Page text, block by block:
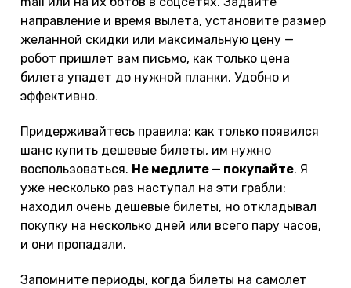
направление и время вылета, установите размер
желанной скидки или максимальную цену —
робот пришлет вам письмо, как только цена
билета упадет до нужной планки. Удобно и
эффективно.
Придерживайтесь правила: как только появился
шанс купить дешевые билеты, им нужно
воспользоваться. Не медлите — покупайте. Я
уже несколько раз наступал на эти грабли:
находил очень дешевые билеты, но откладывал
покупку на несколько дней или всего пару часов,
и они пропадали.
Запомните периоды, когда билеты на самолет